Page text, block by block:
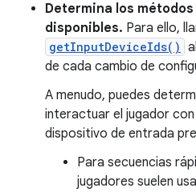
Determina los
disponibles. Para ello,
getInputDeviceIds()
de cada cambio de
A menudo, puedes
interactuar el jugador
dispositivo de entrada
Para secuencias
jugadores suelen